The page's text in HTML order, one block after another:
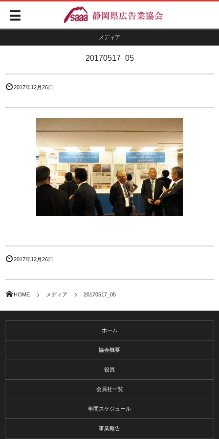
メディア
20170517_05
2017年12月26日
2017年12月26日
HOME メディア 20170517_05
ホーム
協会概要
役員
会員社一覧
年間スケジュール
事業報告